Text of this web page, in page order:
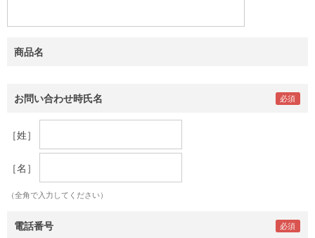
商品名
お問い合わせ時氏名
［姓］
［名］
（全角で入力してください）
電話番号